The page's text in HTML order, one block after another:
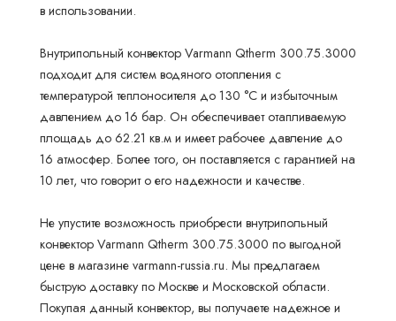
в использовании.
Внутрипольный конвектор Varmann Qtherm 300.75.3000
подходит для систем водяного отопления с
температурой теплоносителя до 130 °С и избыточным
давлением до 16 бар. Он обеспечивает отапливаемую
площадь до 62.21 кв.м и имеет рабочее давление до
16 атмосфер. Более того, он поставляется с гарантией на
10 лет, что говорит о его надежности и качестве.
Не упустите возможность приобрести внутрипольный
конвектор Varmann Qtherm 300.75.3000 по выгодной
цене в магазине varmann-russia.ru. Мы предлагаем
быструю доставку по Москве и Московской области.
Покупая данный конвектор, вы получаете надежное и